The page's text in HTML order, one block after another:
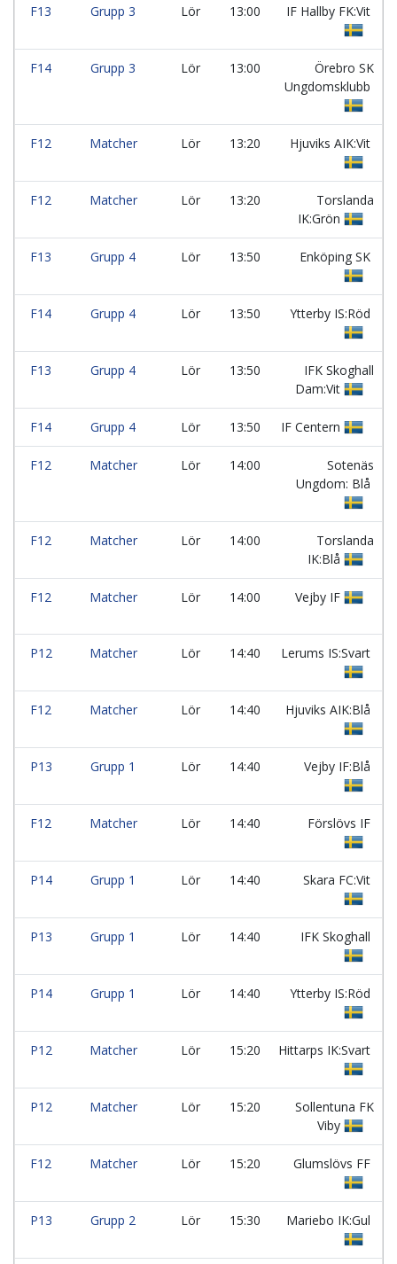
F13 Grupp 3 Lör 13:00 IF Hallby FK:Vit
F14 Grupp 3 Lör 13:00
Örebro SK
Ungdomsklubb
F12 Matcher Lör 13:20 Hjuviks AIK:Vit
F12 Matcher Lör 13:20
Torslanda
IK:Grön
F13 Grupp 4 Lör 13:50 Enköping SK
F14 Grupp 4 Lör 13:50 Ytterby IS:Röd
F13 Grupp 4 Lör 13:50
IFK Skoghall
Dam:Vit
F14 Grupp 4 Lör 13:50 IF Centern
F12 Matcher Lör 14:00
Sotenäs
Ungdom: Blå
F12 Matcher Lör 14:00
Torslanda
IK:Blå
F12 Matcher Lör 14:00 Vejby IF
P12 Matcher Lör 14:40 Lerums IS:Svart
F12 Matcher Lör 14:40 Hjuviks AIK:Blå
P13 Grupp 1 Lör 14:40 Vejby IF:Blå
F12 Matcher Lör 14:40 Förslövs IF
P14 Grupp 1 Lör 14:40 Skara FC:Vit
P13 Grupp 1 Lör 14:40 IFK Skoghall
P14 Grupp 1 Lör 14:40 Ytterby IS:Röd
P12 Matcher Lör 15:20 Hittarps IK:Svart
P12 Matcher Lör 15:20
Sollentuna FK
Viby
F12 Matcher Lör 15:20 Glumslövs FF
P13 Grupp 2 Lör 15:30 Mariebo IK:Gul